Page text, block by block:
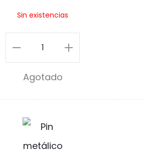
P
n
Sin existencias
Toallin
Pin
cantidad
Agotado
M
o